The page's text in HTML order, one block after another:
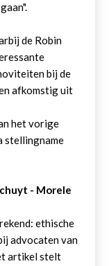
de Robin
bij de
afkomstig uit
het vorige
stellingname
- Morele
ethische
advocaten van
artikel stelt